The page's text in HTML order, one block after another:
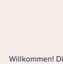
Willkommen!